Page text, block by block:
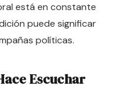
está en constante
puede significar
políticas.
Escuchar